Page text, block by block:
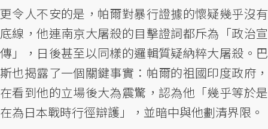
更令人不安的是，帕爾對暴行證據的懷疑幾乎沒有
底線，他連南京大屠殺的目擊證詞都斥為「政治宣
傳」，日後甚至以同樣的邏輯質疑納粹大屠殺。巴
斯也揭露了一個關鍵事實：帕爾的祖國印度政府，
在看到他的立場後大為震驚，認為他「幾乎等於是
在為日本戰時行徑辯護」，並暗中與他劃清界限。